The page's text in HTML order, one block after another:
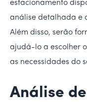
estacionamento
análise detalhada e
Além disso, serão
ajudá-lo a escolher
as necessidades do
Análise